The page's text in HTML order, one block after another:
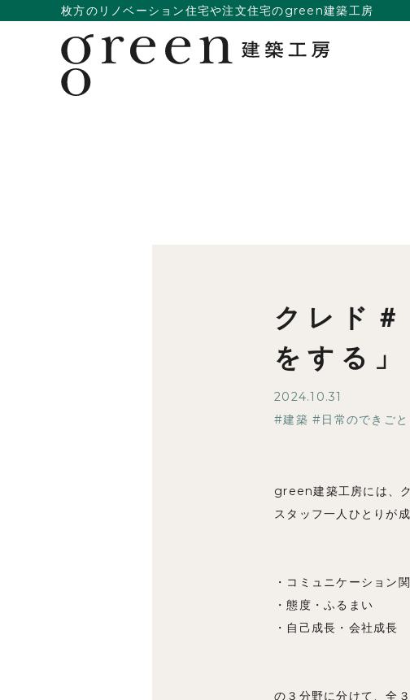
メン
お知ら
枚方のリノベーション住宅や注文住宅のgreen建築工房
クレド
をする」
2024.10.31
建築
日常のできごと
green建築⼯房には、
スタッフ⼀⼈ひとりが
・コミュニケーション
・態度・ふるまい
・⾃⼰成⻑・会社成⻑
の３分野に分けて、全